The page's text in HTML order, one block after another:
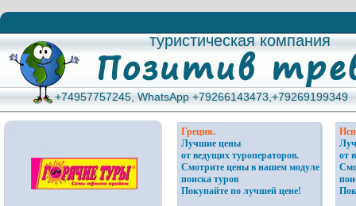
туристическая компания
туристическая компания
+74957757245, WhatsApp +79266143473,+79269199349
+74957757245, WhatsApp +79266143473,+79269199349
Греция.
Лучшие цены
от ведущих туроператоров.
Смотрите цены в нашем модуле
поиска туров
Покупайте по лучшей цене!
от